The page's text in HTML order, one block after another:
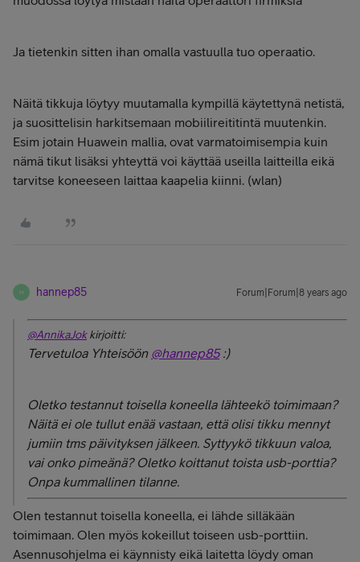
Ja tietenkin sitten ihan omalla vastuulla tuo operaatio.
Näitä tikkuja löytyy muutamalla kympillä käytettynä netistä,
ja suosittelisin harkitsemaan mobiilireititintä muutenkin.
Esim jotain Huawein mallia, ovat varmatoimisempia kuin
nämä tikut lisäksi yhteyttä voi käyttää useilla laitteilla eikä
tarvitse koneeseen laittaa kaapelia kiinni. (wlan)
H hannep85 Forum|Forum|8 years ago
@AnnikaJokkirjoitti:
Tervetuloa Yhteisöön @hannep85:)
Oletko testannut toisella koneella lähteekö toimimaan?
Näitä ei ole tullut enää vastaan, että olisi tikku mennyt
jumiin tms päivityksen jälkeen. Syttyykö tikkuun valoa,
vai onko pimeänä? Oletko koittanut toista usb-porttia?
Onpa kummallinen tilanne.
Olen testannut toisella koneella, ei lähde silläkään
toimimaan. Olen myös kokeillut toiseen usb-porttiin.
Asennusohjelma ei käynnisty eikä laitetta löydy oman